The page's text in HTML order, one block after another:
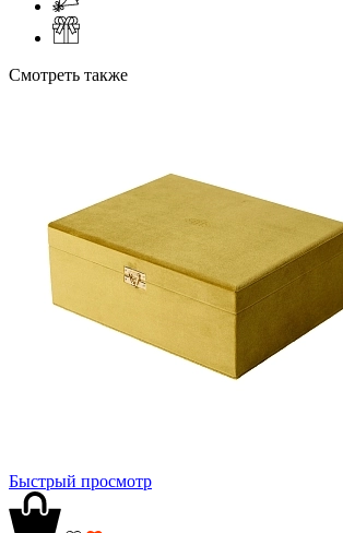
Смотреть также
Быстрый просмотр